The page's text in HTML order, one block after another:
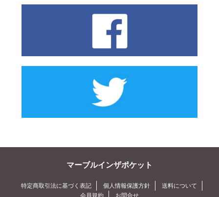
マーブルインザポケット
特定商取引法に基づく表記 個人情報保護方針
送料について
会員規約
お問合せ